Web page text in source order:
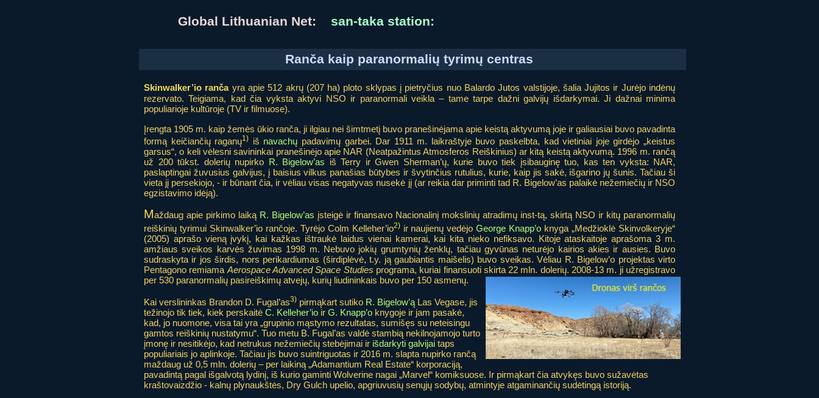
Global Lithuanian Net: san-taka station:
Ranča kaip paranormalių tyrimų centras
Skinwalker’io rančayra apie 512 akrų (207 ha) ploto sklypas į pietryčius nuo Balardo Jutos valstijoje, šalia Jujitos ir Jurėjo indėnų
rezervato. Teigiama, kad čia vyksta aktyvi NSO ir paranormali veikla – tame tarpe dažni galvijų išdarkymai. Ji dažnai minima
populiarioje kultūroje (TV ir filmuose).
Įrengta 1905 m. kaip žemės ūkio ranča, ji ilgiau nei šimtmetį buvo pranešinėjama apie keistą aktyvumą joje ir galiausiai buvo pavadinta
formą keičiančių raganų1) iš navachų padavimų garbei. Dar 1911 m. laikraštyje buvo paskelbta, kad vietiniai joje girdėjo „keistus
garsus“, o keli vėlesni savininkai pranešinėjo apie NAR (Neatpažintus Atmosferos Reiškinius) ar kitą keistą aktyvumą. 1996 m. rančą
už 200 tūkst. dolerių nupirko R. Bigelow’as iš Terry ir Gwen Sherman’ų, kurie buvo tiek įsibauginę tuo, kas ten vyksta: NAR,
paslaptingai žuvusius galvijus, į baisius vilkus panašias būtybes ir švytinčius rutulius, kurie, kaip jis sakė, išgarino jų šunis. Tačiau ši
vieta jį persekiojo, - ir būnant čia, ir vėliau visas negatyvas nusekė jį (ar reikia dar priminti tad R. Bigelow’as palaikė nežemiečių ir NSO
egzistavimo idėją).
Maždaug apie pirkimo laiką R. Bigelow’as įsteigė ir finansavo Nacionalinį mokslinių atradimų inst-tą, skirtą NSO ir kitų paranormalių
reiškinių tyrimui Skinwalker’io rančoje. Tyrėjo Colm Kelleher’io2)ir naujienų vedėjoGeorge Knapp’o knyga „Medžioklė Skinvolkeryje“
(2005) aprašo vieną įvykį, kai kažkas ištraukė laidus vienai kamerai, kai kita nieko nefiksavo. Kitoje ataskaitoje aprašoma 3 m.
amžiaus sveikos karvės žuvimas 1998 m. Nebuvo jokių grumtynių ženklų, tačiau gyvūnas neturėjo kairios akies ir ausies. Buvo
sudraskyta ir jos širdis, nors perikardiumas (širdiplėvė, t.y. ją gaubiantis maišelis) buvo sveikas. Vėliau R. Bigelow’o projektas virto
Pentagono remiamaAerospace Advanced Space Studies programa, kuriai finansuoti skirta 22 mln. dolerių. 2008-13 m. ji užregistravo
per 530 paranormalių pasireiškimų atvejų, kurių liudininkais buvo per 150 asmenų.
Kai verslininkas Brandon D. Fugal’as3) pirmąkart sutiko R. Bigelow’ą Las Vegase, jis
težinojo tik tiek, kiek perskaitė C. Kelleher’io ir G. Knapp’o knygoje ir jam pasakė,
kad, jo nuomone, visa tai yra „grupinio mąstymo rezultatas, sumišęs su neteisingu
gamtos reiškinių nustatymu“. Tuo metu B. Fugal’as valdė stambią nekilnojamojo turto
įmonę ir nesitikėjo, kad netrukus nežemiečių stebėjimai ir išdarkyti galvijai taps
populiariais jo aplinkoje. Tačiau jis buvo suintriguotas ir 2016 m. slapta nupirko rančą
maždaug už 0,5 mln. dolerių – per laikiną „Adamantium Real Estate“ korporaciją,
pavadintą pagal išgalvotą lydinį, iš kurio gaminti Wolverine nagai „Marvel“ komiksuose. Ir pirmąkart čia atvykęs buvo sužavėtas
kraštovaizdžio - kalnų plynaukštės, Dry Gulch upelio, apgriuvusių senųjų sodybų, atmintyje atgaminančių sudėtingą istoriją.